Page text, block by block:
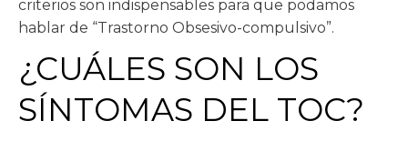
criterios son indispensables para que podamos
hablar de “Trastorno Obsesivo-compulsivo”.
¿CUÁLES SON LOS
SÍNTOMAS DEL TOC?